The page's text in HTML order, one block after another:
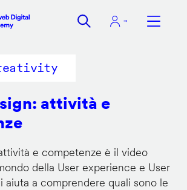
attività e
e competenze è il video
della User experience e User
a comprendere quali sono le